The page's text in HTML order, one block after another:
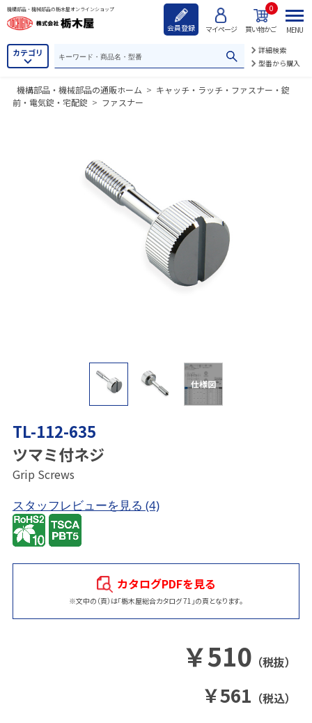
機構部品・機械部品の栃木屋オンラインショップ
会員登録 マイページ 買い物かご
0
カテゴリ
詳細検索
型番から購入
MENU
機構部品・機械部品の通販ホーム > キャッチ・ラッチ・ファスナー・錠
前・電気錠・宅配錠 > ファスナー
仕様図
TL-112-635
ツマミ付ネジ
Grip Screws
スタッフレビューを見る (4)
カタログPDFを見る
※文中の（頁）は「栃木屋総合カタログ 71」の頁となります。
￥510 （税抜）
￥561 （税込）